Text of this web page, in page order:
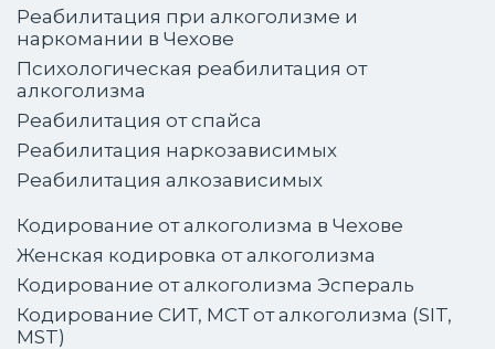
Реабилитация при алкоголизме и
наркомании в Чехове
Психологическая реабилитация от
алкоголизма
Реабилитация от спайса
Реабилитация наркозависимых
Реабилитация алкозависимых
Кодирование от алкоголизма в Чехове
Женская кодировка от алкоголизма
Кодирование от алкоголизма Эспераль
Кодирование СИТ, МСТ от алкоголизма (SIT,
MST)